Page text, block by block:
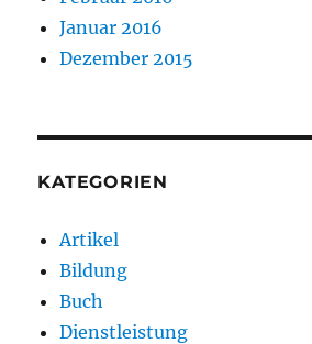
Januar 2016
Dezember 2015
KATEGORIEN
Artikel
Bildung
Buch
Dienstleistung